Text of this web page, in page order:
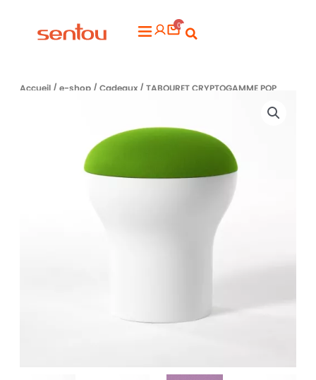
Flyout
0
Accueil/ e-shop/ Cadeaux/ TABOURET CRYPTOGAMME POP